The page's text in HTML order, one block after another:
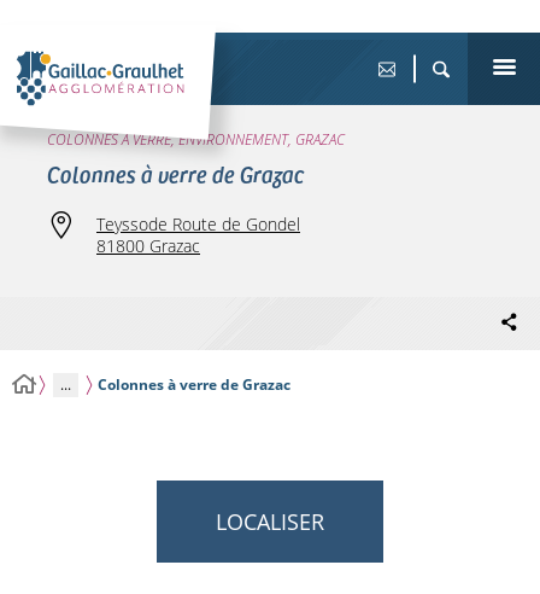
COLONNES À VERRE, ENVIRONNEMENT, GRAZAC
Colonnes à verre de Grazac
Teyssode Route de Gondel
81800 Grazac
... Colonnes à verre de Grazac
LOCALISER